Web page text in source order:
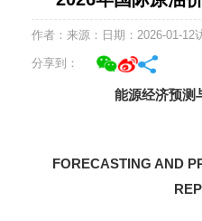
作者： 来源： 日期：2026-01-12
分享到：
能源经济预测
FORECASTING AND